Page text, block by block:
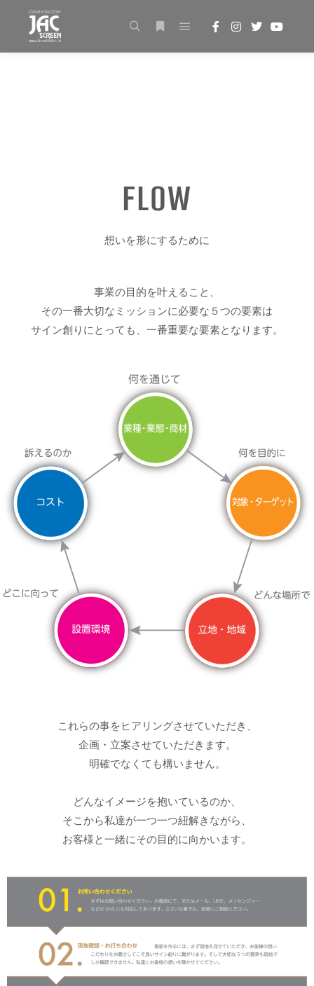
FLOW
想いを形にするために
事業の目的を叶えること、
その一番大切なミッションに必要な５つの要素は
サイン創りにとっても、一番重要な要素となります。
これらの事をヒアリングさせていただき、
企画・立案させていただきます。
明確でなくても構いません。
どんなイメージを抱いているのか、
そこから私達が一つ一つ紐解きながら、
お客様と一緒にその目的に向かいます。